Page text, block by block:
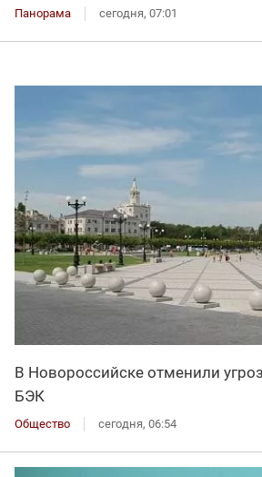
Панорама сегодня, 07:01
В Новороссийске отменили
БЭК
Общество сегодня, 06:54